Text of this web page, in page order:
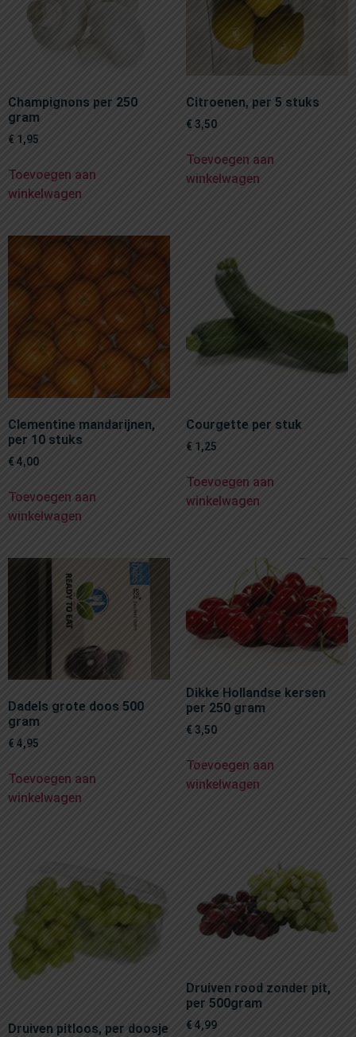
Champignons per 250
gram
€ 1,95
Toevoegen aan
winkelwagen
Citroenen, per 5 stuks
€ 3,50
Toevoegen aan
winkelwagen
Clementine mandarijnen,
per 10 stuks
€ 4,00
Toevoegen aan
winkelwagen
Courgette per stuk
€ 1,25
Toevoegen aan
winkelwagen
Dadels grote doos 500
gram
€ 4,95
Toevoegen aan
winkelwagen
Dikke Hollandse kersen
per 250 gram
€ 3,50
Toevoegen aan
winkelwagen
Druiven pitloos, per doosje
Druiven rood zonder pit,
per 500gram
€ 4,99